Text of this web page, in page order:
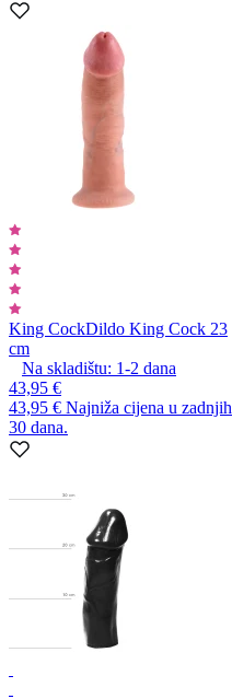
King CockDildo King Cock 23
cm
Na skladištu: 1-2 dana
43,95 €
43,95 € Najniža cijena u zadnjih
30 dana.